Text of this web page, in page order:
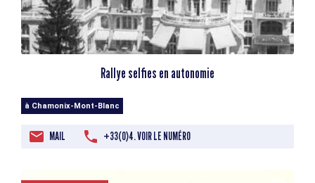
Rallye selfies en autonomie
à Chamonix-Mont-Blanc
MAIL +33(0)4. VOIR LE NUMÉRO